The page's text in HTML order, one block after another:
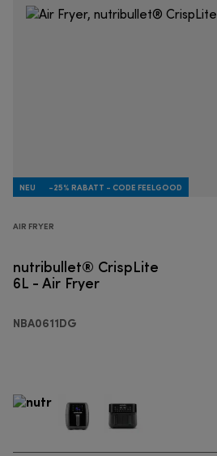
NEU -25% RABATT - CODE FEELGOOD
AIR FRYER
nutribullet® CrispLite
6L - Air Fryer
NBA0611DG